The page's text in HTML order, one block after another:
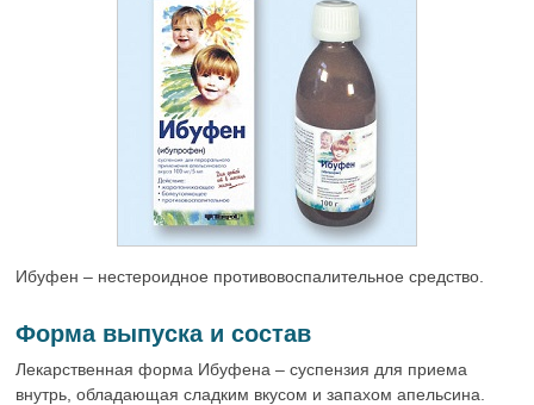
Ибуфен – нестероидное противовоспалительное средство.
Форма выпуска и состав
Лекарственная форма Ибуфена – суспензия для приема
внутрь, обладающая сладким вкусом и запахом апельсина.